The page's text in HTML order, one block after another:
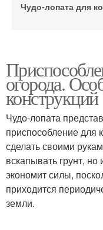
Чудо-лопата для
огорода.
конструкций
Чудо-лопата
приспособление для
сделать своими
вскапывать грунт,
экономит силы,
приходится
земли.